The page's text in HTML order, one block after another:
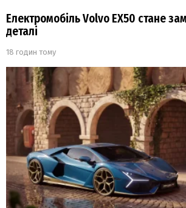
Електромобіль Volvo EX50 стане
деталі
18 годин тому